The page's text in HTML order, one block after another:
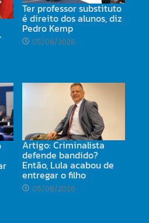
Ter professor substituto
é direito dos alunos, diz
Pedro Kemp
05/08/2026
Artigo: Criminalista
defende bandido?
Então, Lula acabou de
entregar o filho
05/08/2026